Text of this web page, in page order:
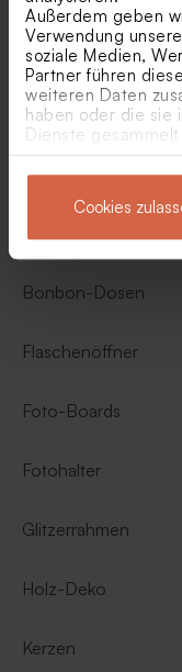
Außerdem geben
Verwendung
soziale Medien,
Partner führen
weiteren Daten
haben oder die sie
Dienste gesammelt
Cookies
Geschenke unter
Baby Badeponcho
Babybody
Blumentöpfe für
Bonbon-Dosen
Flaschenöffner
Foto-Boards
Fotohalter
Glitzerrahmen
Holz-Deko
Kerzen